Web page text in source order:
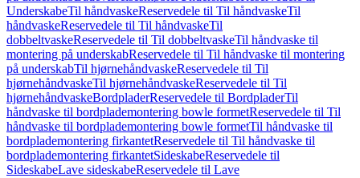
UnderskabeTil håndvaskeReservedele til Til håndvaskeTil
håndvaskeReservedele til Til håndvaskeTil
dobbeltvaskeReservedele til Til dobbeltvaskeTil håndvaske til
montering på underskabReservedele til Til håndvaske til montering
på underskabTil hjørnehåndvaskeReservedele til Til
hjørnehåndvaskeTil hjørnehåndvaskeReservedele til Til
hjørnehåndvaskeBordpladerReservedele til BordpladerTil
håndvaske til bordplademontering bowle formetReservedele til Til
håndvaske til bordplademontering bowle formetTil håndvaske til
bordplademontering firkantetReservedele til Til håndvaske til
bordplademontering firkantetSideskabeReservedele til
SideskabeLave sideskabeReservedele til Lave